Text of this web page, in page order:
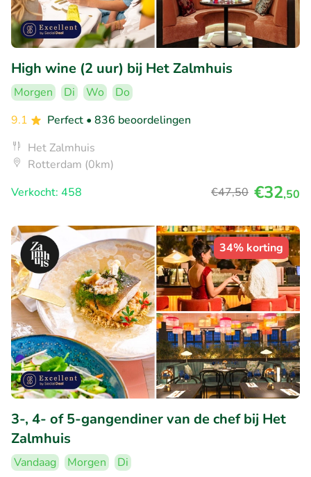
High wine (2 uur) bij Het Zalmhuis
Morgen Di Wo
Do
9.1
Perfect • 836 beoordelingen
Het Zalmhuis
Rotterdam (0km)
Verkocht: 458
€47,50 €32,50
34% korting
3-, 4- of 5-gangendiner van de chef bij Het
Zalmhuis
Vandaag Morgen
Di